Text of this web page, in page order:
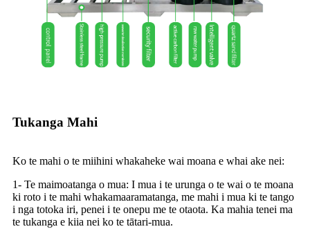
Tukanga Mahi
Ko te mahi o te miihini whakaheke wai moana e whai ake nei:
1- Te maimoatanga o mua: I mua i te urunga o te wai o te moana
ki roto i te mahi whakamaaramatanga, me mahi i mua ki te tango
i nga totoka iri, penei i te onepu me te otaota. Ka mahia tenei ma
te tukanga e kiia nei ko te tātari-mua.